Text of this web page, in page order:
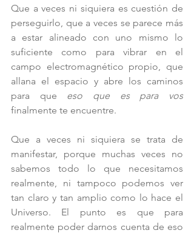
Que a veces ni siquiera es cuestión de
perseguirlo, que a veces se parece más
a estar alineado con uno mismo lo
suficiente como para vibrar en el
campo electromagnético propio, que
allana el espacio y abre los caminos
para que eso que es para vos
finalmente te encuentre.
Que a veces ni siquiera se trata de
manifestar, porque muchas veces no
sabemos todo lo que necesitamos
realmente, ni tampoco podemos ver
tan claro y tan amplio como lo hace el
Universo. El punto es que para
realmente poder darnos cuenta de eso